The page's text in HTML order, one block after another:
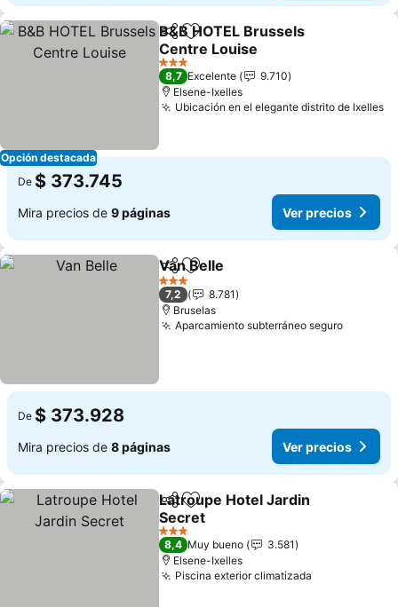
Opción destacada
CompartirAgregar a favoritos
B&B HOTEL Brussels
Centre Louise
3 Estrellas
8,7 Excelente
9.710
Elsene-Ixelles
Ubicación en el elegante distrito de Ixelles
De $ 373.745
Mira precios de 9 páginas Ver precios
CompartirAgregar a favoritos
Van Belle
3 Estrellas
7,2
8.781
Bruselas
Aparcamiento subterráneo seguro
De $ 373.928
Mira precios de 8 páginas Ver precios
CompartirAgregar a favoritos
Latroupe Hotel Jardin
Secret
3 Estrellas
8,4 Muy bueno
3.581
Elsene-Ixelles
Piscina exterior climatizada